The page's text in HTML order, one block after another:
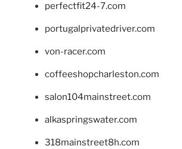
perfectfit24-7.com
portugalprivatedriver.com
von-racer.com
coffeeshopcharleston.com
salon104mainstreet.com
alkaspringswater.com
318mainstreet8h.com